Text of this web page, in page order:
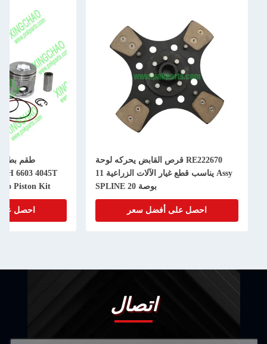
RE222670 قرص القابض يحركه لوحة
Assy يناسب قطع غيار الآلات الزراعية 11
بوصة 20 SPLINE
احصل على أفضل سعر
6603 4045T
Piston Kit
احصل
اتصال